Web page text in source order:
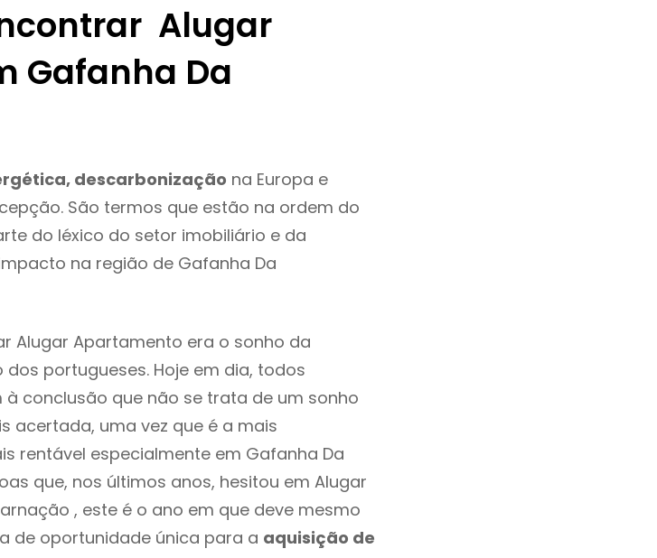
Alugar
Gafanha Da
descarbonização na Europa e
São termos que estão na ordem do
do léxico do setor imobiliário e da
na região de Gafanha Da
Alugar Apartamento era o sonho da
portugueses. Hoje em dia, todos
conclusão que não se trata de um sonho
acertada, uma vez que é a mais
rentável especialmente em Gafanha Da
que, nos últimos anos, hesitou em Alugar
, este é o ano em que deve mesmo
de oportunidade única para a aquisição de